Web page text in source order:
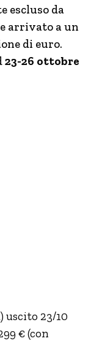
escluso da
arrivato a un
di euro.
23-26 ottobre
uscito 23/10
€ (con